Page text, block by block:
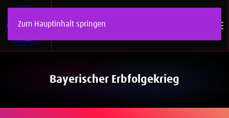
Zum Hauptinhalt springen
Bayerischer Erbfolgekrieg